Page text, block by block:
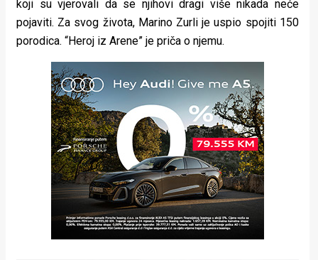
koji su vjerovali da se njihovi dragi više nikada neće
pojaviti. Za svog života, Marino Zurli je uspio spojiti 150
porodica. “Heroj iz Arene” je priča o njemu.